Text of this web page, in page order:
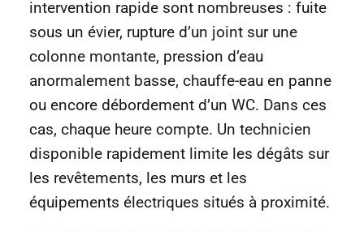
intervention rapide sont nombreuses : fuite
sous un évier, rupture d’un joint sur une
colonne montante, pression d’eau
anormalement basse, chauffe-eau en panne
ou encore débordement d’un WC. Dans ces
cas, chaque heure compte. Un technicien
disponible rapidement limite les dégâts sur
les revêtements, les murs et les
équipements électriques situés à proximité.